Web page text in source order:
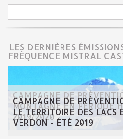
LES DERNIÈRES
FRÉQUENCE MISTRAL
CAMPAGNE DE
MONTAGNE EN PÉRIODE
2019/2020
CAMPAGNE DE
LE TERRITOIRE DES LACS
VERDON - ÉTÉ 2019